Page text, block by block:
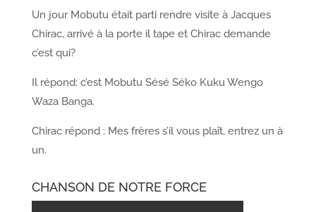
Un jour Mobutu était parti rendre visite à Jacques
Chirac, arrivé à la porte il tape et Chirac demande
c’est qui?
Il répond: c’est Mobutu Sésé Séko Kuku Wengo
Waza Banga.
Chirac répond : Mes frères s’il vous plaît, entrez un à
un.
CHANSON DE NOTRE FORCE